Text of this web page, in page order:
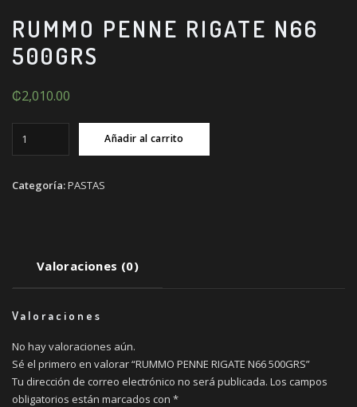
RUMMO PENNE RIGATE N66
500GRS
₡2,010.00
N66
Añadir al carrito
Categoría:PASTAS
Valoraciones (0)
Valoraciones
No hay valoraciones aún.
Sé el primero en valorar “RUMMO PENNE RIGATE N66 500GRS”
Tu dirección de correo electrónico no será publicada. Los campos
obligatorios están marcados con *